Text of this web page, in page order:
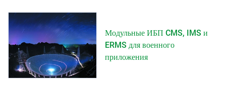
Модульные ИБП CMS, IMS и
ERMS для военного
приложения